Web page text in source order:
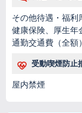
その他待遇・福利
健康保険、厚生年
通勤交通費（全額
受動喫煙防止
屋内禁煙